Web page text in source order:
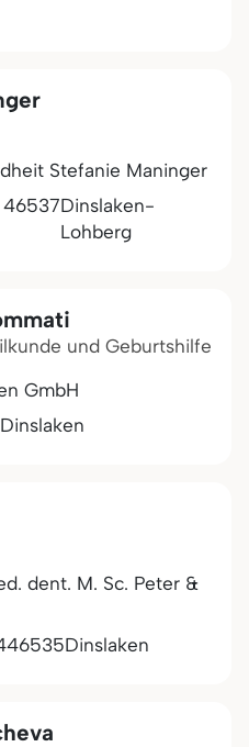
Stefanie Maninger
46537Dinslaken-
Lohberg
und Geburtshilfe
GmbH
Dinslaken
dent. M. Sc. Peter &
46535Dinslaken